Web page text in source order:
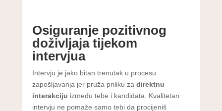
Osiguranje pozitivnog
doživljaja tijekom
intervjua
Intervju je jako bitan trenutak u procesu
zapošljavanja jer pruža priliku za direktnu
interakciju između tebe i kandidata. Kvalitetan
intervju ne pomaže samo tebi da procijeniš